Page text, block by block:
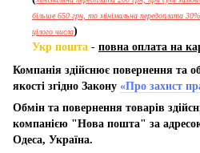
більше 650 грн, то мінімальна передоплата
цілого числа)
Укр пошта - повна оплата на
Компанія здійснює повернення та
якості згідно Закону «Про захист
Обмін та повернення товарів
компанією "Нова пошта" за
Одеса, Україна.